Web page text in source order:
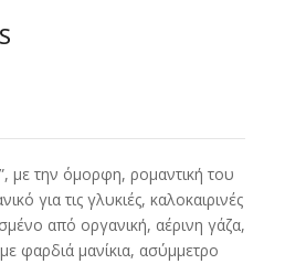
με την όμορφη, ρομαντική του
για τις γλυκιές, καλοκαιρινές
από οργανική, αέρινη γάζα,
φαρδιά μανίκια, ασύμμετρο